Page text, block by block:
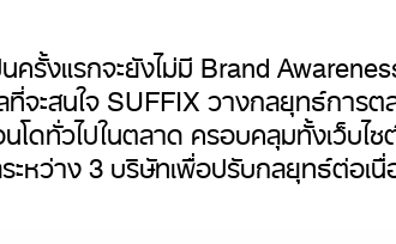
ครั้งแรกจะยังไม่มี Brand
ที่จะสนใจ SUFFIX วางกลยุทธ์ก
ทั่วไปในตลาด ครอบคลุมทั้งเว็บไ
หว่าง 3 บริษัทเพื่อปรับกลยุทธ์ต่อเ